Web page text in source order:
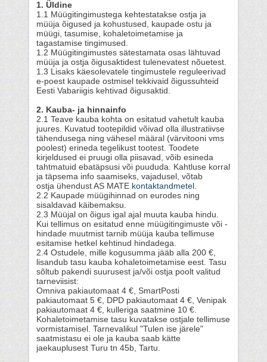
1. Üldine
1.1 Müügitingimustega kehtestatakse ostja ja
müüja õigused ja kohustused, kaupade ostu ja
müügi, tasumise, kohaletoimetamise ja
tagastamise tingimused.
1.2 Müügitingimustes sätestamata osas lähtuvad
müüja ja ostja õigusaktidest tulenevatest nõuetest.
1.3 Lisaks käesolevatele tingimustele reguleerivad
e-poest kaupade ostmisel tekkivaid õigussuhteid
Eesti Vabariigis kehtivad õigusaktid.
2. Kauba- ja hinnainfo
2.1 Teave kauba kohta on esitatud vahetult kauba
juures. Kuvatud tootepildid võivad olla illustratiivse
tähendusega ning vähesel määral (värvitooni vms
poolest) erineda tegelikust tootest. Toodete
kirjeldused ei pruugi olla piisavad, võib esineda
tahtmatuid ebatäpsusi või puududa. Kahtluse korral
ja täpsema info saamiseks, vajadusel, võtab
ostja ühendust AS MATE kontaktandmetel .
2.2 Kaupade müügihinnad on eurodes ning
sisaldavad käibemaksu.
2.3 Müüjal on õigus igal ajal muuta kauba hindu.
Kui tellimus on esitatud enne müügitingimuste või -
hindade muutmist tarnib müüja kauba tellimuse
esitamise hetkel kehtinud hindadega.
2.4 Ostudele, mille kogusumma jääb alla 200 €,
lisandub tasu kauba kohaletoimetamise eest. Tasu
sõltub pakendi suurusest ja/või ostja poolt valitud
tarneviisist:
Omniva pakiautomaat 4 €, SmartPosti
pakiautomaat 5 €, DPD pakiautomaat 4 €, Venipak
pakiautomaat 4 €, kulleriga saatmine 10 €.
Kohaletoimetamise tasu kuvatakse ostjale tellimuse
vormistamisel. Tarnevalikul "Tulen ise järele"
saatmistasu ei ole ja kauba saab kätte
jaekauplusest Turu tn 45b, Tartu.